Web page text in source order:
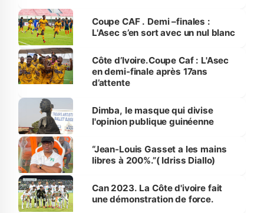
Coupe CAF . Demi –finales :
L'Asec s’en sort avec un nul blanc
Côte d’Ivoire.Coupe Caf : L'Asec
en demi-finale après 17ans
d’attente
Dimba, le masque qui divise
l'opinion publique guinéenne
“Jean-Louis Gasset a les mains
libres à 200%.”( Idriss Diallo)
Can 2023. La Côte d'ivoire fait
une démonstration de force.